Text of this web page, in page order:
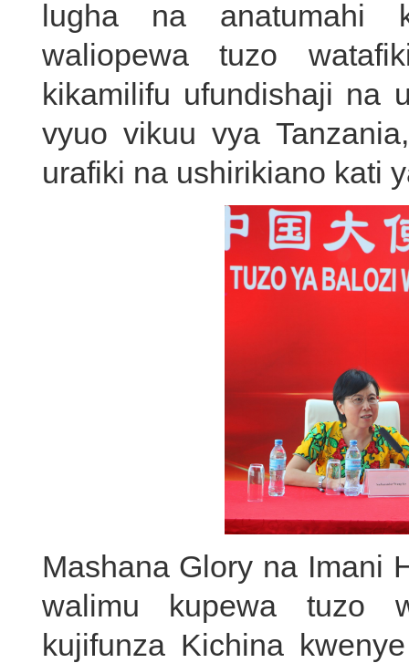
lugha na anatumahi
waliopewa tuzo
kikamilifu ufundishaji na
vyuo vikuu vya
urafiki na ushirikiano kati
Mashana Glory na Imani
walimu kupewa tuzo
kujifunza Kichina